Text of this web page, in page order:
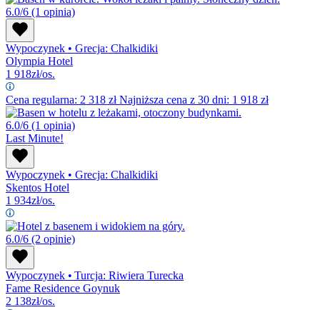
6.0/6 (1 opinia)
Wypoczynek • Grecja: Chalkidiki
Olympia Hotel
1 918zł/os.
Cena regularna: 2 318 złNajniższa cena z 30 dni: 1 918 zł
6.0/6 (1 opinia)
Last Minute!
Wypoczynek • Grecja: Chalkidiki
Skentos Hotel
1 934zł/os.
6.0/6 (2 opinie)
Wypoczynek • Turcja: Riwiera Turecka
Fame Residence Goynuk
2 138zł/os.